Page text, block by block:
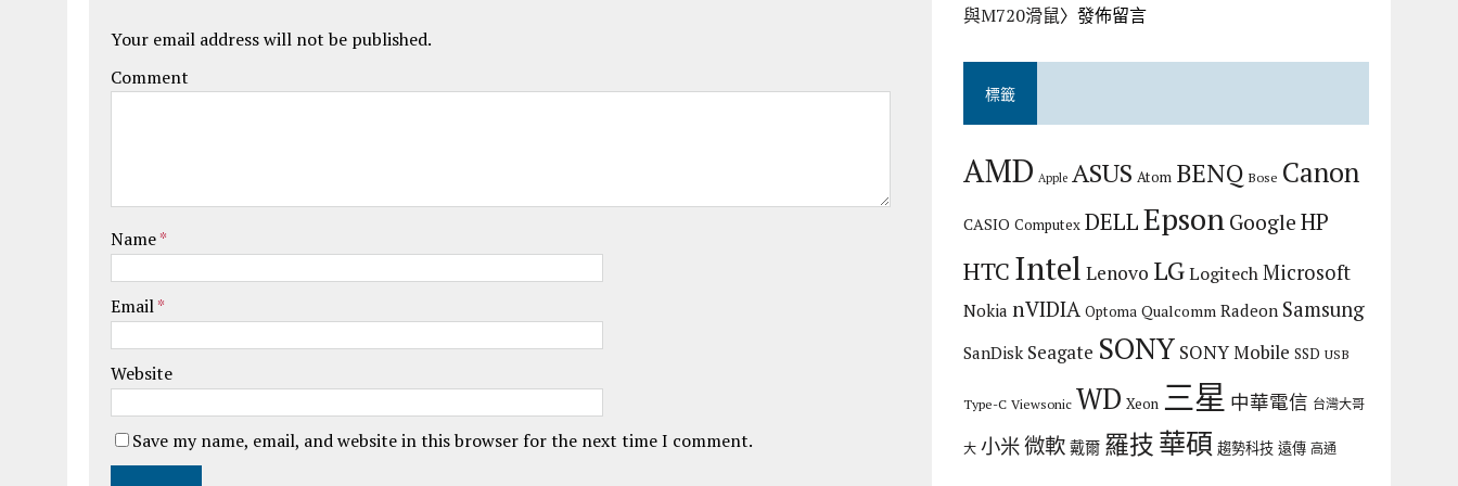
Your email address will not be published.
Comment
Name*
Email*
Website
Save my name, email, and website in this browser for the next time I comment.
與M720滑鼠〉發佈留言
標籤
AMD Apple ASUS Atom BENQ Bose Canon
CASIO Computex DELLEpson Google HP
HTC Intel Lenovo LGLogitechMicrosoft
Nokia nVIDIA Optoma Qualcomm Radeon Samsung
SanDisk Seagate SONY SONY Mobile SSD USB
Type-C Viewsonic WD Xeon 三星 中華電信 台灣大哥
大 小米微軟 戴爾 羅技華碩 趨勢科技 遠傳 高通